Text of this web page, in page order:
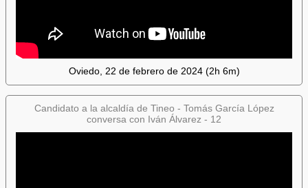
Oviedo, 22 de febrero de 2024 (2h 6m)
Candidato a la alcaldía de Tineo - Tomás García López
conversa con Iván Álvarez - 12